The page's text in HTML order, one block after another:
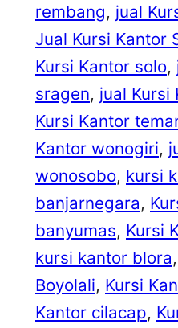
rembang, jual
Jual Kursi Kantor
Kursi Kantor solo,
sragen, jual Kursi
Kursi Kantor
Kantor wonogiri,
wonosobo, kursi
banjarnegara,
banyumas, Kursi
kursi kantor blora,
Boyolali, Kursi
Kantor cilacap,